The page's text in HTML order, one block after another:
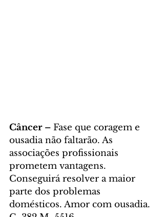
Câncer – Fase que coragem e
ousadia não faltarão. As
associações profissionais
prometem vantagens.
Conseguirá resolver a maior
parte dos problemas
domésticos. Amor com ousadia.